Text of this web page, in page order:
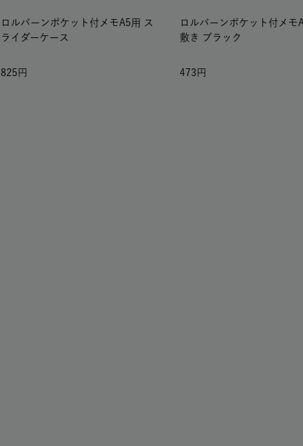
ロルバーンポケット付メモA5用 ス
ライダーケース
825
ロルバーンポケット付メモ
敷き ブラック
473